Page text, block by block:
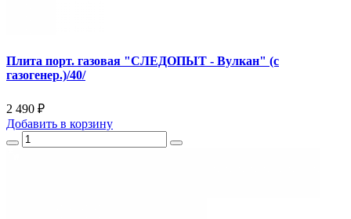
Плита порт. газовая "СЛЕДОПЫТ - Вулкан" (с
газогенер.)/40/
2 490 ₽
Добавить в корзину